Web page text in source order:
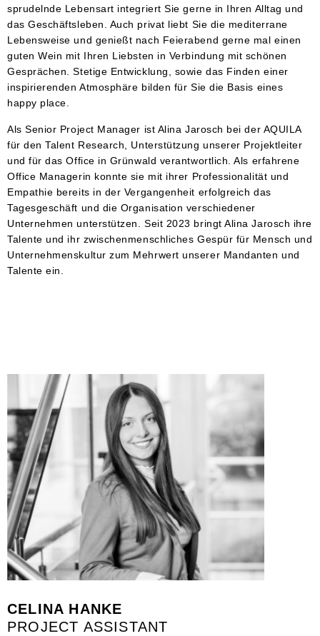
sprudelnde Lebensart integriert Sie gerne in Ihren Alltag und
das Geschäftsleben. Auch privat liebt Sie die mediterrane
Lebensweise und genießt nach Feierabend gerne mal einen
guten Wein mit Ihren Liebsten in Verbindung mit schönen
Gesprächen. Stetige Entwicklung, sowie das Finden einer
inspirierenden Atmosphäre bilden für Sie die Basis eines
happy place.
Als Senior Project Manager ist Alina Jarosch bei der AQUILA
für den Talent Research, Unterstützung unserer Projektleiter
und für das Office in Grünwald verantwortlich. Als erfahrene
Office Managerin konnte sie mit ihrer Professionalität und
Empathie bereits in der Vergangenheit erfolgreich das
Tagesgeschäft und die Organisation verschiedener
Unternehmen unterstützen. Seit 2023 bringt Alina Jarosch ihre
Talente und ihr zwischenmenschliches Gespür für Mensch und
Unternehmenskultur zum Mehrwert unserer Mandanten und
Talente ein.
CELINA HANKE
PROJECT ASSISTANT